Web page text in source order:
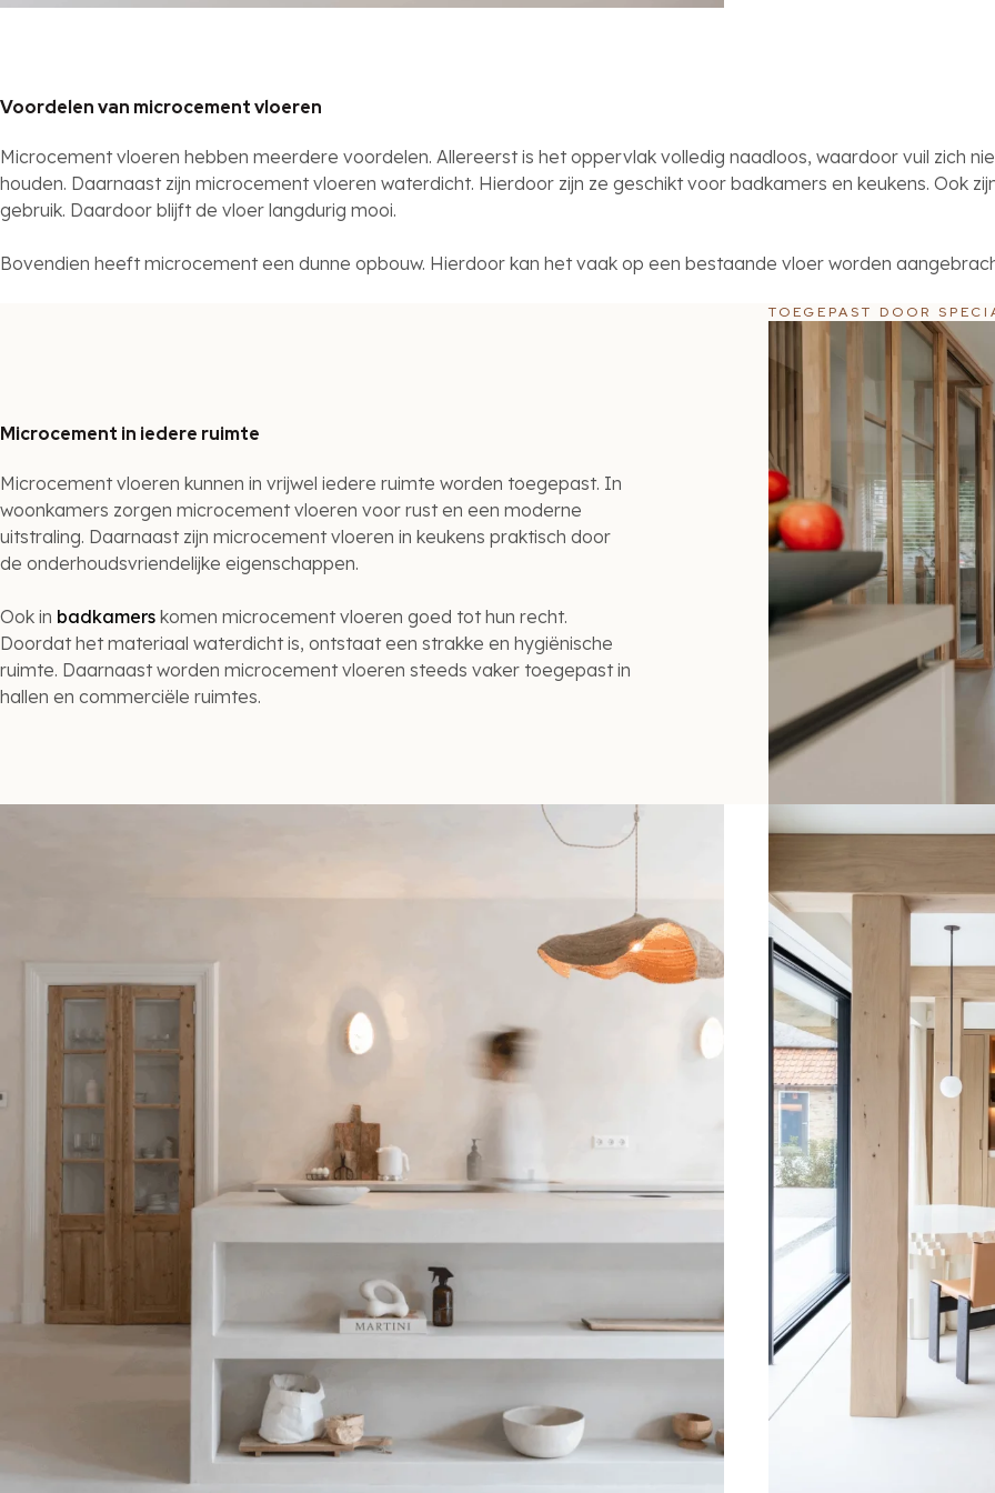
Voordelen van microcement vloeren
Microcement vloeren hebben meerdere voordelen. Allereerst is het oppervlak volledig naadloos, waardoor vuil zich
houden. Daarnaast zijn microcement vloeren waterdicht. Hierdoor zijn ze geschikt voor badkamers en keukens. Ook
gebruik. Daardoor blijft de vloer langdurig mooi.
Bovendien heeft microcement een dunne opbouw. Hierdoor kan het vaak op een bestaande vloer worden
Microcement in iedere ruimte
Microcement vloeren kunnen in vrijwel iedere ruimte worden toegepast. In
woonkamers zorgen microcement vloeren voor rust en een moderne
uitstraling. Daarnaast zijn microcement vloeren in keukens praktisch door
de onderhoudsvriendelijke eigenschappen.
Ook in badkamers komen microcement vloeren goed tot hun recht.
Doordat het materiaal waterdicht is, ontstaat een strakke en hygiënische
ruimte. Daarnaast worden microcement vloeren steeds vaker toegepast in
hallen en commerciële ruimtes.
TOEGEPAST DOOR